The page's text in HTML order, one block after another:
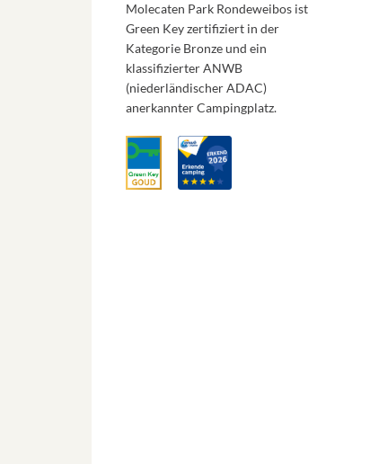
Molecaten Park Rondeweibos ist
Green Key zertifiziert in der
Kategorie Bronze und ein
klassifizierter ANWB
(niederländischer ADAC)
anerkannter Campingplatz.